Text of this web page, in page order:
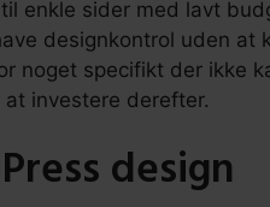
enkle sider med lavt
designkontrol uden at
noget specifikt der ikke
investere derefter.
design